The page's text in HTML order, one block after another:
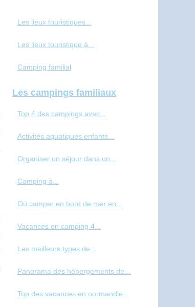
Les lieux touristiques...
Les lieux touristique à...
Camping familial
Les campings familiaux
Top 4 des campings avec...
Activités aquatiques enfants...
Organiser un séjour dans un...
Camping à...
Où camper en bord de mer en...
Vacances en camping 4...
Les meilleurs types de...
Panorama des hébergements de...
Top des vacances en normandie...